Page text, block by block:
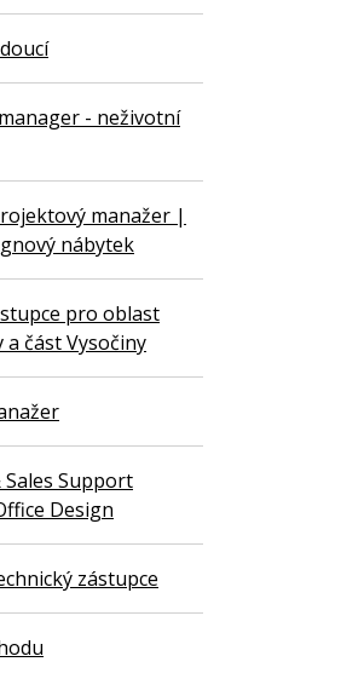
- neživotní
manažer |
nábytek
pro oblast
část Vysočiny
Support
Design
zástupce